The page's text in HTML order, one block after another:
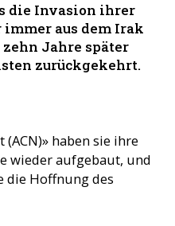
die Invasion ihrer
aus dem Irak
Jahre später
zurückgekehrt.
haben sie ihre
wieder aufgebaut, und
die Hoffnung des